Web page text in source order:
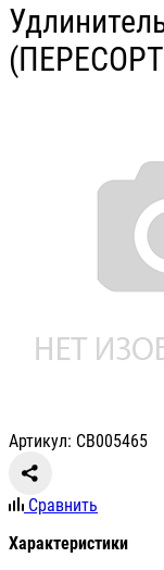
Артикул: СВ005465
Сравнить
Характеристики